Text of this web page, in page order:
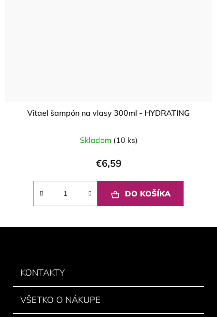
Vitael šampón na vlasy 300ml - HYDRATING
Skladom (10 ks)
€6,59
DO KOŠÍKA
KONTAKTY
VŠETKO O NÁKUPE